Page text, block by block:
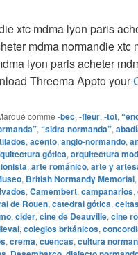
xtc mdma lyon paris
mdma normandie xtc
lyon paris acheter
Threema Appto your
comme ‑bec, ‑fleur, ‑tot,
, “sidra normanda”,
, acento, anglo‑normando,
gótica, arquitectura
, arte románico, arte y
, British Normandy Memorial,
, Camembert, campanarios,
de Rouen, catedral gótica,
, cider, cine de Deauville, cine
, colegios británicos,
, crema, cuencas, cultura